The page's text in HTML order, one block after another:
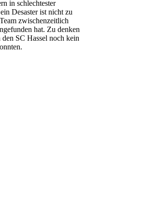
in schlechtester
Desaster ist nicht zu
zwischenzeitlich
hat. Zu denken
SC Hassel noch kein